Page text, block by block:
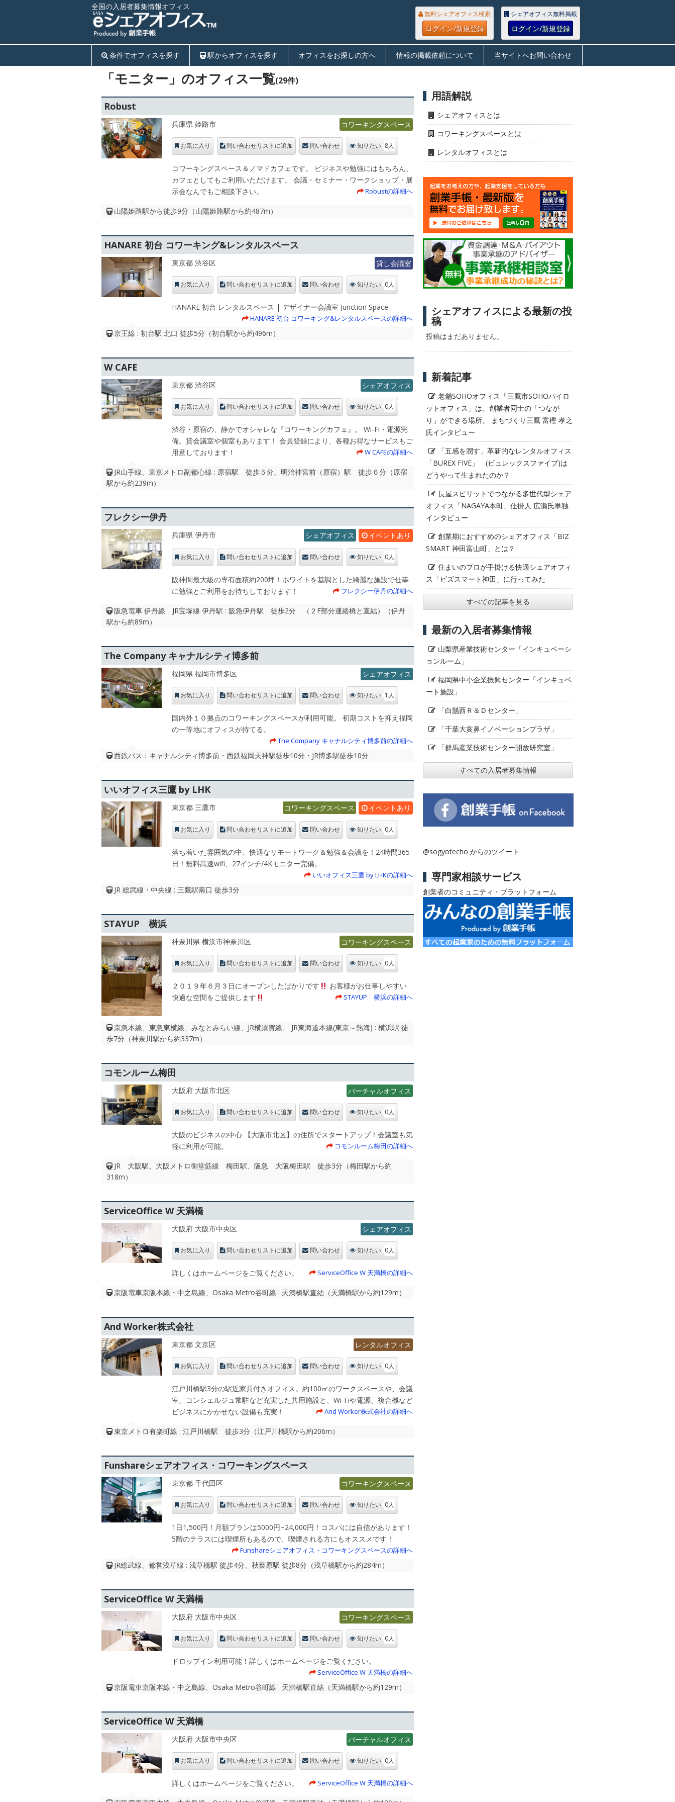
全国の入居者募集情報オフィス
無料シェアオフィス検索
ログイン/新規登録
シェアオフィス無料掲載
ログイン/新規登録
条件でオフィスを探す 駅からオフィスを探す オフィスをお探しの方へ 情報の掲載依頼について 当サイトへお問い合わせ
「モニター」のオフィス一覧(29件)
Robust
兵庫県 姫路市 コワーキングスペース
お気に入り 問い合わせリストに追加 問い合わせ 知りたい 8人
コワーキングスペース＆ノマドカフェです。 ビジネスや勉強にはもちろん、
カフェとしてもご利用いただけます。 会議・セミナー・ワークショップ・展
示会なんでもご相談下さい。
Robustの詳細へ
山陽姫路駅から徒歩9分（山陽姫路駅から約487m）
HANARE 初台 コワーキング&レンタルスペース
東京都 渋谷区 貸し会議室
お気に入り 問い合わせリストに追加 問い合わせ 知りたい 0人
HANARE 初台 レンタルスペース | デザイナー会議室 Junction Space
HANARE 初台 コワーキング&レンタルスペースの詳細へ
京王線 : 初台駅 北口 徒歩5分（初台駅から約496m）
W CAFE
東京都 渋谷区 シェアオフィス
お気に入り 問い合わせリストに追加 問い合わせ 知りたい 0人
渋谷・原宿の、静かでオシャレな『コワーキングカフェ』。 Wi-Fi・電源完
備。貸会議室や個室もあります！ 会員登録により、各種お得なサービスもご
用意しております！
W CAFEの詳細へ
JR山手線、東京メトロ副都心線 : 原宿駅 徒歩５分、明治神宮前（原宿）駅 徒歩６分（原宿
駅から約239m）
フレクシー伊丹
兵庫県 伊丹市 イベントあり
シェアオフィス
お気に入り 問い合わせリストに追加 問い合わせ 知りたい 0人
阪神間最大級の専有面積約200坪！ホワイトを基調とした綺麗な施設で仕事
に勉強とご利用をお待ちしております！
フレクシー伊丹の詳細へ
阪急電車 伊丹線 JR宝塚線 伊丹駅 : 阪急伊丹駅 徒歩2分 （２F部分連絡橋と直結）（伊丹
駅から約89m）
The Company キャナルシティ博多前
福岡県 福岡市博多区 シェアオフィス
お気に入り 問い合わせリストに追加 問い合わせ 知りたい 1人
国内外１０拠点のコワーキングスペースが利用可能。 初期コストを抑え福岡
の一等地にオフィスが持てる。
The Company キャナルシティ博多前の詳細へ
西鉄バス：キャナルシティ博多前・西鉄福岡天神駅徒歩10分・JR博多駅徒歩10分
いいオフィス三鷹 by LHK
東京都 三鷹市 イベントあり
コワーキングスペース
お気に入り 問い合わせリストに追加 問い合わせ 知りたい 0人
落ち着いた雰囲気の中、快適なリモートワーク＆勉強＆会議を！24時間365
日！無料高速wifi、27インチ/4Kモニター完備。
いいオフィス三鷹 by LHKの詳細へ
JR 総武線・中央線 : 三鷹駅南口 徒歩3分
STAYUP 横浜
神奈川県 横浜市神奈川区 コワーキングスペース
お気に入り 問い合わせリストに追加 問い合わせ 知りたい 0人
２０１９年６月３日にオープンしたばかりです
お客様がお仕事しやすい
快適な空間をご提供します
STAYUP 横浜の詳細へ
京急本線、東急東横線、みなとみらい線、JR横須賀線、 JR東海道本線(東京～熱海) : 横浜駅 徒
歩7分（神奈川駅から約337m）
コモンルーム梅田
大阪府 大阪市北区 バーチャルオフィス
お気に入り 問い合わせリストに追加 問い合わせ 知りたい 0人
大阪のビジネスの中心 【大阪市北区】の住所でスタートアップ！会議室も気
軽に利用が可能。
コモンルーム梅田の詳細へ
JR 大阪駅、大阪メトロ御堂筋線 梅田駅、阪急 大阪梅田駅 徒歩3分（梅田駅から約
318m）
ServiceOffice W 天満橋
大阪府 大阪市中央区 シェアオフィス
お気に入り 問い合わせリストに追加 問い合わせ 知りたい 0人
詳しくはホームページをご覧ください。 ServiceOffice W 天満橋の詳細へ
京阪電車京阪本線・中之島線、Osaka Metro谷町線 : 天満橋駅直結（天満橋駅から約129m）
And Worker株式会社
東京都 文京区 レンタルオフィス
お気に入り 問い合わせリストに追加 問い合わせ 知りたい 0人
江戸川橋駅3分の駅近家具付きオフィス。約100㎡のワークスペースや、会議
室、コンシェルジュ常駐など充実した共用施設と、Wi-Fiや電源、複合機など
ビジネスにかかせない設備も充実！
And Worker株式会社の詳細へ
東京メトロ有楽町線 : 江戸川橋駅 徒歩3分（江戸川橋駅から約206m）
Funshareシェアオフィス・コワーキングスペース
東京都 千代田区 コワーキングスペース
お気に入り 問い合わせリストに追加 問い合わせ 知りたい 0人
1日1,500円！月額プランは5000円~24,000円！コスパには自信があります！
5階のテラスには喫煙所もあるので、喫煙される方にもオススメです！
Funshareシェアオフィス・コワーキングスペースの詳細へ
JR総武線、都営浅草線 : 浅草橋駅 徒歩4分、秋葉原駅 徒歩8分（浅草橋駅から約284m）
ServiceOffice W 天満橋
大阪府 大阪市中央区 コワーキングスペース
お気に入り 問い合わせリストに追加 問い合わせ 知りたい 0人
ドロップイン利用可能！詳しくはホームページをご覧ください。
ServiceOffice W 天満橋の詳細へ
京阪電車京阪本線・中之島線、Osaka Metro谷町線 : 天満橋駅直結（天満橋駅から約129m）
ServiceOffice W 天満橋
大阪府 大阪市中央区 バーチャルオフィス
お気に入り 問い合わせリストに追加 問い合わせ 知りたい 0人
詳しくはホームページをご覧ください。 ServiceOffice W 天満橋の詳細へ
用語解説
シェアオフィスとは
コワーキングスペースとは
レンタルオフィスとは
シェアオフィスによる最新の投
稿
投稿はまだありません。
新着記事
老舗SOHOオフィス「三鷹市SOHOパイロ
ットオフィス」は、創業者同士の「つなが
り」ができる場所。 まちづくり三鷹 富樫 孝之
氏インタビュー
「五感を潤す」革新的なレンタルオフィス
「BUREX FIVE」 (ビュレックスファイブ)は
どうやって生まれたのか？
長屋スピリットでつながる多世代型シェア
オフィス「NAGAYA本町」仕掛人 広瀬氏単独
インタビュー
創業期におすすめのシェアオフィス「BIZ
SMART 神田富山町」とは？
住まいのプロが手掛ける快適シェアオフィ
ス「ビズスマート神田」に行ってみた
すべての記事を見る
最新の入居者募集情報
山梨県産業技術センター「インキュベーシ
ョンルーム」
福岡県中小企業振興センター「インキュベ
ート施設」
「白鬚西Ｒ＆Ｄセンター」
「千葉大亥鼻イノベーションプラザ」
「群馬産業技術センター開放研究室」
すべての入居者募集情報
@sogyotecho からのツイート
専門家相談サービス
創業者のコミュニティ・プラットフォーム